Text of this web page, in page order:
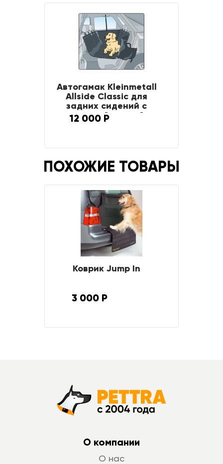
Автогамак Kleinmetall
Allside Classic для
задних сидений с
защитой дверей
12 000 Р
ПОХОЖИЕ ТОВАРЫ
Коврик Jump In
3 000 Р
О компании
О нас